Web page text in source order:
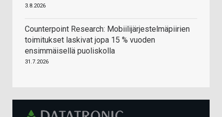
3.8.2026
Counterpoint Research: Mobiilijärjestelmäpiirien
toimitukset laskivat jopa 15 % vuoden
ensimmäisellä puoliskolla
31.7.2026